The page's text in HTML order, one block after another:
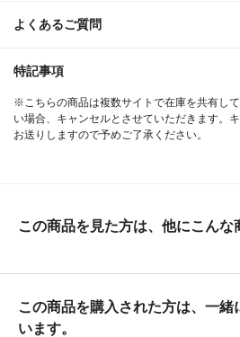
よくあるご質問
特記事項
※こちらの商品は複数サイトで在庫を共有し
い場合、キャンセルとさせていただきます。
お送りしますので予めご了承ください。
この商品を見た方は、他にこんな
この商品を購入された方は、一
います。